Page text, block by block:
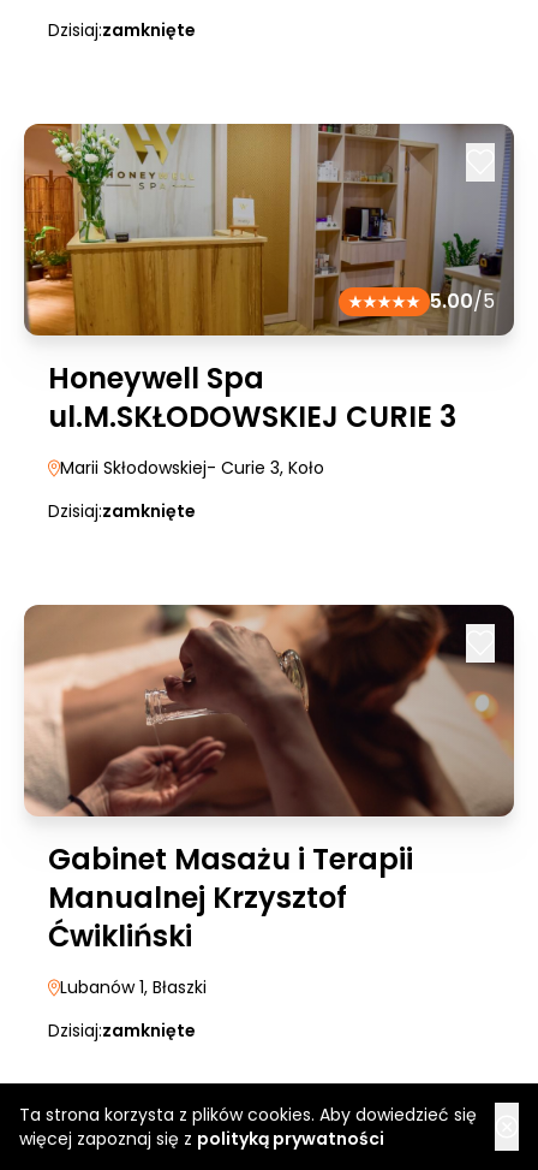
Ta strona korzysta z plików cookies. Aby dowiedzieć się
więcej zapoznaj się z polityką prywatności
Dzisiaj:zamknięte
5.00/5
Honeywell Spa
ul.M.SKŁODOWSKIEJ CURIE 3
Marii Skłodowskiej- Curie 3, Koło
Dzisiaj:zamknięte
Gabinet Masażu i Terapii
Manualnej Krzysztof
Ćwikliński
Lubanów 1, Błaszki
Dzisiaj:zamknięte